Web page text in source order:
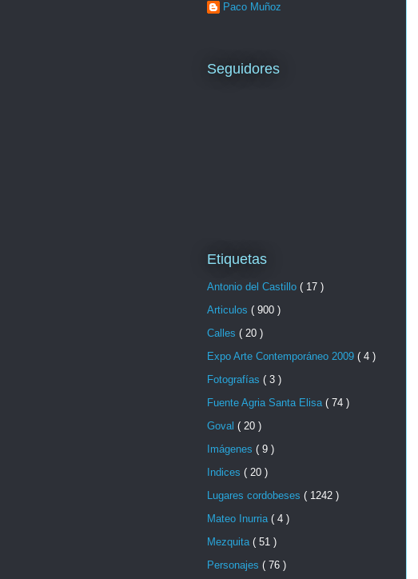
Paco Muñoz
Seguidores
Etiquetas
Antonio del Castillo ( 17 )
Articulos ( 900 )
Calles ( 20 )
Expo Arte Contemporáneo 2009 ( 4 )
Fotografías ( 3 )
Fuente Agria Santa Elisa ( 74 )
Goval ( 20 )
Imágenes ( 9 )
Indices ( 20 )
Lugares cordobeses ( 1242 )
Mateo Inurria ( 4 )
Mezquita ( 51 )
Personajes ( 76 )